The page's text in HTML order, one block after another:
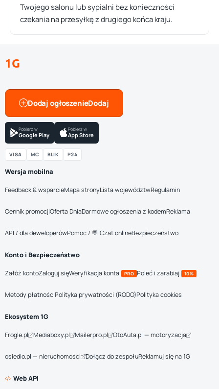
Twojego salonu lub sypialni bez konieczności
czekania na przesyłkę z drugiego końca kraju.
1G
Dodaj ogłoszenie
Pobierz w
Google Play
Pobierz w
App Store
VISA MC BLIK P24
Wersja mobilna
Feedback & wsparcieMapa stronyLista województwRegulamin
Cennik promocjiOferta DniaDarmowe ogłoszenia z kodemReklama
API / dla deweloperówPomoc / 💬 Czat onlineBezpieczeństwo
Konto i Bezpieczeństwo
Załóż kontoZaloguj sięWeryfikacja konta PRO Poleć i zarabiaj 10%
Metody płatnościPolityka prywatności (RODO)Polityka cookies
Ekosystem 1G
Frogle.pl Mediaboxy.pl Mailerpro.pl OtoAuta.pl — motoryzacja
osiedlo.pl — nieruchomości Dołącz do zespołuReklamuj się na 1G
Web API